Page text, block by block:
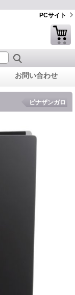
PCサイト
お問い合わせ
ピナザンガロ